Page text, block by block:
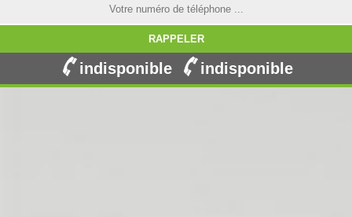
indisponible indisponible